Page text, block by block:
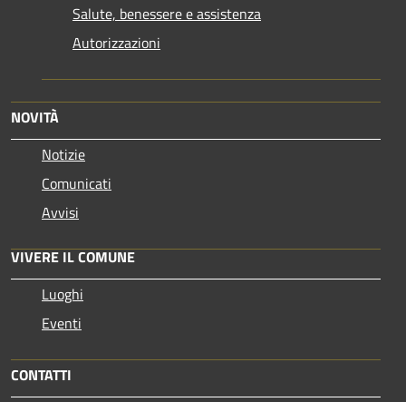
Salute, benessere e assistenza
Autorizzazioni
NOVITÀ
Notizie
Comunicati
Avvisi
VIVERE IL COMUNE
Luoghi
Eventi
CONTATTI